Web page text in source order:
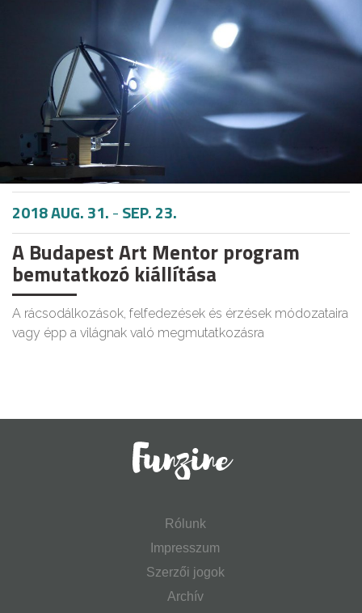
2018 AUG. 31.-SEP. 23.
A Budapest Art Mentor program
bemutatkozó kiállítása
A rácsodálkozások, felfedezések és érzések módozataira
vagy épp a világnak való megmutatkozásra
Rólunk
Impresszum
Szerzői jogok
Archív